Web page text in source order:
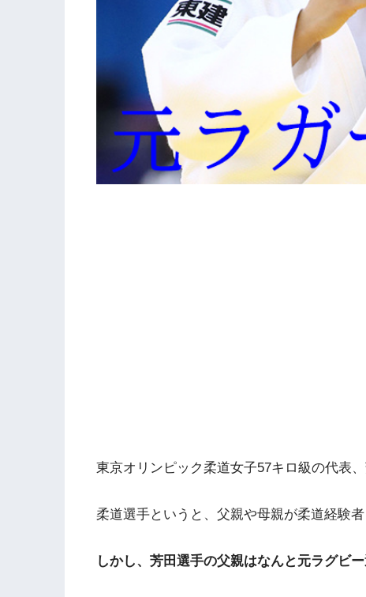
東京オリンピック柔道女子57キロ級の代表、
柔道選手というと、父親や母親が柔道経験
しかし、芳田選手の父親はなんと元ラグビー